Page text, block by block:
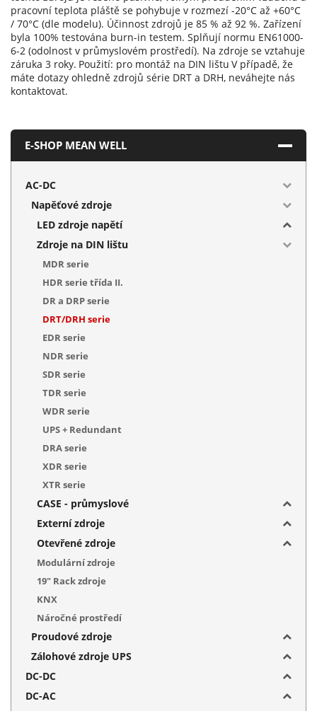
pracovní teplota pláště se pohybuje v rozmezí -20°C až +60°C
/ 70°C (dle modelu). Účinnost zdrojů je 85 % až 92 %. Zařízení
byla 100% testována burn-in testem. Splňují normu EN61000-
6-2 (odolnost v průmyslovém prostředí). Na zdroje se vztahuje
záruka 3 roky. Použití: pro montáž na DIN lištu V případě, že
máte dotazy ohledně zdrojů série DRT a DRH, neváhejte nás
kontaktovat.
E-SHOP MEAN WELL
AC-DC
Napěťové zdroje
LED zdroje napětí
Zdroje na DIN lištu
MDR serie
HDR serie třída II.
DR a DRP serie
DRT/DRH serie
EDR serie
NDR serie
SDR serie
TDR serie
WDR serie
UPS + Redundant
DRA serie
XDR serie
XTR serie
CASE - průmyslové
Externí zdroje
Otevřené zdroje
Modulární zdroje
19" Rack zdroje
KNX
Náročné prostředí
Proudové zdroje
Zálohové zdroje UPS
DC-DC
DC-AC